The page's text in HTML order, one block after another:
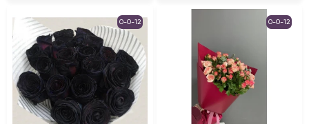
0-0-12 0-0-12